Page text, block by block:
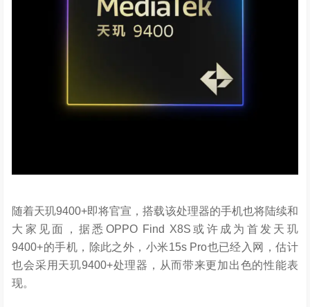
随着天玑9400+即将官宣，搭载该处理器的手机也将陆续和
大家见面，据悉OPPO Find X8S或许成为首发天玑
9400+的手机，除此之外，小米15s Pro也已经入网，估计
也会采用天玑9400+处理器，从而带来更加出色的性能表
现。